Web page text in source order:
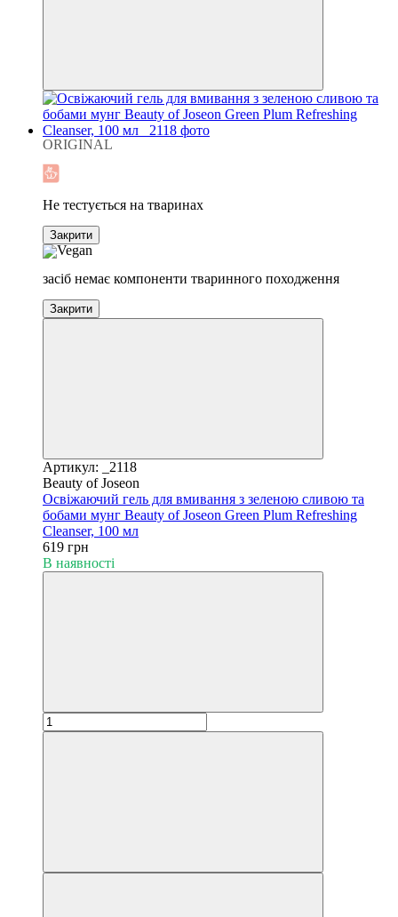
ORIGINAL
Не тестується на тваринах
Закрити
засіб немає компоненти тваринного походження
Закрити
Артикул: _2118
Beauty of Joseon
Освіжаючий гель для вмивання з зеленою сливою та
бобами мунг Beauty of Joseon Green Plum Refreshing
Cleanser, 100 мл
619 грн
В наявності